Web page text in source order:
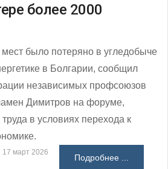
более 2000
было потеряно в угледобыче
в Болгарии, сообщил
независимых профсоюзов
Димитров на форуме,
в условиях перехода к
17 март 2026
Подробнее ...